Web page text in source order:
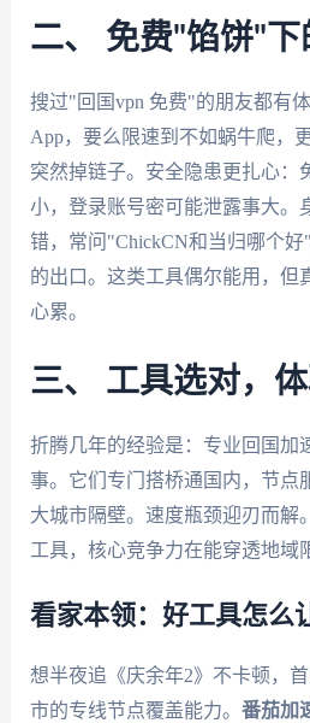
二、 免费"馅饼"下
搜过"回国vpn 免费"的朋友都有
App，要么限速到不如蜗牛爬，
突然掉链子。安全隐患更扎心：
小，登录账号密可能泄露事大。
错，常问"ChickCN和当归哪个
的出口。这类工具偶尔能用，但
心累。
三、 工具选对，
折腾几年的经验是：专业回国加
事。它们专门搭桥通国内，节点
大城市隔壁。速度瓶颈迎刃而解
工具，核心竞争力在能穿透地域
看家本领：好工具怎么
想半夜追《庆余年2》不卡顿，
市的专线节点覆盖能力。 番茄加